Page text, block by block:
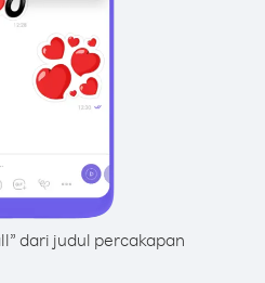
dari judul percakapan